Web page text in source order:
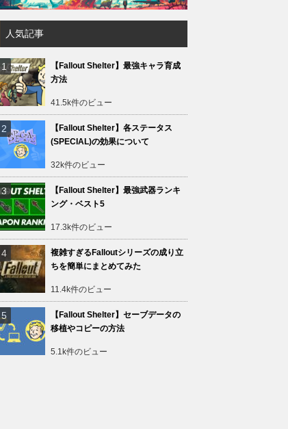
人気記事
【Fallout Shelter】最強キャラ育成
方法
41.5k件のビュー
【Fallout Shelter】各ステータス
(SPECIAL)の効果について
32k件のビュー
【Fallout Shelter】最強武器ランキ
ング・ベスト5
17.3k件のビュー
複雑すぎるFalloutシリーズの成り立
ちを簡単にまとめてみた
11.4k件のビュー
【Fallout Shelter】セーブデータの
移植やコピーの方法
5.1k件のビュー